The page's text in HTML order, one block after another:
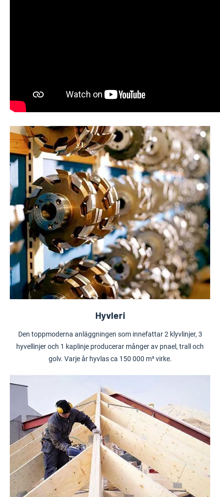
Hyvleri
Den toppmoderna anläggningen som innefattar2 klyvlinjer, 3
hyvellinjer och 1 kaplinje producerar månger av pnael, trall och
golv. Varje år hyvlas ca 150 000 m³ virke.